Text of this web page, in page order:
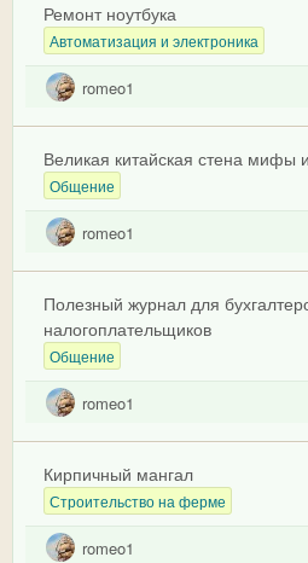
Ремонт ноутбука
Автоматизация и электроника
romeo1
Великая китайская стена мифы
Общение
romeo1
Полезный журнал для
налогоплательщиков
Общение
romeo1
Кирпичный мангал
Строительство на ферме
romeo1